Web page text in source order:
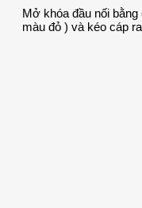
Mở khóa đầu nối
màu đỏ ) và kéo cáp